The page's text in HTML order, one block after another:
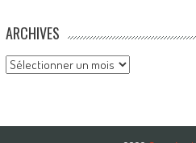
ARCHIVES
Archives